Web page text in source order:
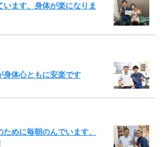
ます、身体が楽になりま
身体心ともに安楽です
めに毎朝のんでいます、